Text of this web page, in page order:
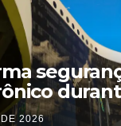
Brasília
2026